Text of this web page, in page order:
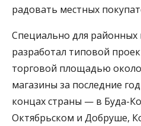
радовать местных
Специально для районных
разработал типовой
торговой площадью
магазины за последние
концах страны — в Буда-
Октябрьском и Добруше,